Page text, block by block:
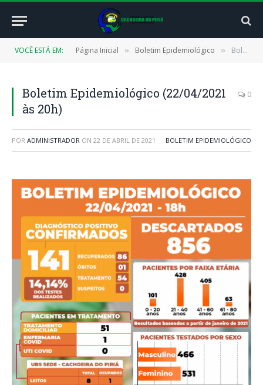
VOCÊ ESTÁ EM: Página Inicial » Boletim Epidemiológico » Boletim Epidemiológico (22/04/2021 às 20h)
Boletim Epidemiológico (22/04/2021
às 20h)
0
POR ADMINISTRADOR ON 22 DE ABRIL DE 2021 BOLETIM EPIDEMIOLÓGICO